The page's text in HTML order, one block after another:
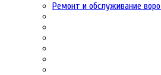
Ремонт и обслуживание